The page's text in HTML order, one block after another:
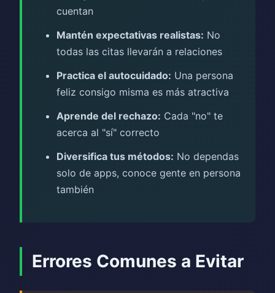
cuentan
Mantén expectativas realistas: No
todas las citas llevarán a relaciones
Practica el autocuidado: Una persona
feliz consigo misma es más atractiva
Aprende del rechazo: Cada "no" te
acerca al "sí" correcto
Diversifica tus métodos: No dependas
solo de apps, conoce gente en persona
también
Errores Comunes a Evitar